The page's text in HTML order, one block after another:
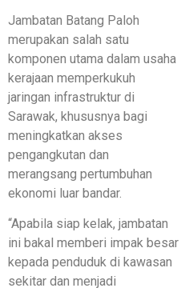
Jambatan Batang Paloh
merupakan salah satu
komponen utama dalam usaha
kerajaan memperkukuh
jaringan infrastruktur di
Sarawak, khususnya bagi
meningkatkan akses
pengangkutan dan
merangsang pertumbuhan
ekonomi luar bandar.
“Apabila siap kelak, jambatan
ini bakal memberi impak besar
kepada penduduk di kawasan
sekitar dan menjadi